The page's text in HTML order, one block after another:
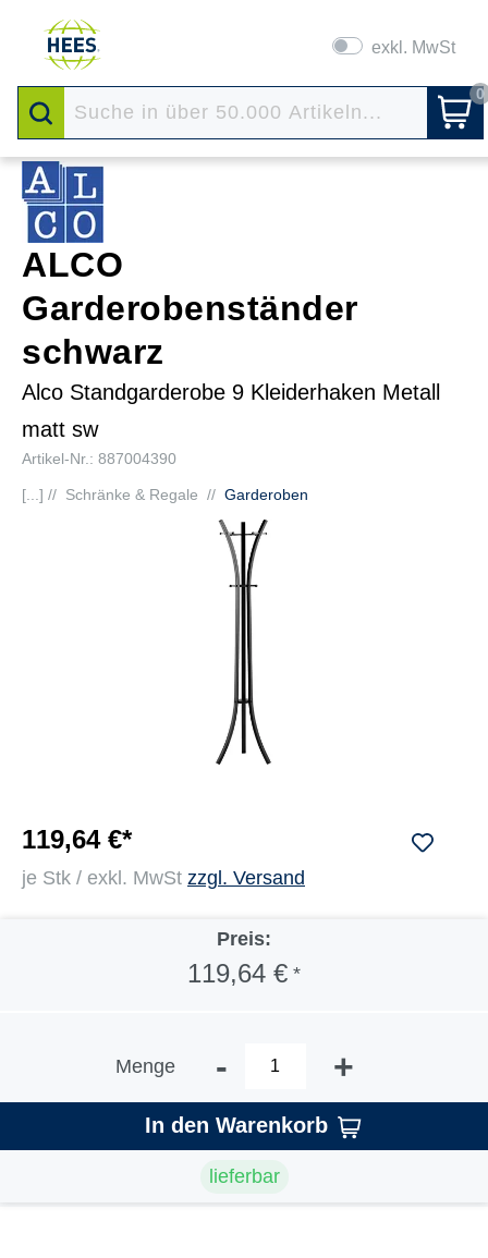
exkl. MwSt
0
ALCO
Garderobenständer
schwarz
Alco Standgarderobe 9 Kleiderhaken Metall
matt sw
Artikel-Nr.: 887004390
[...] // Schränke & Regale // Garderoben
119,64 €*
je Stk / exkl. MwSt zzgl. Versand
Preis:
119,64 € *
Menge - +
In den Warenkorb
lieferbar